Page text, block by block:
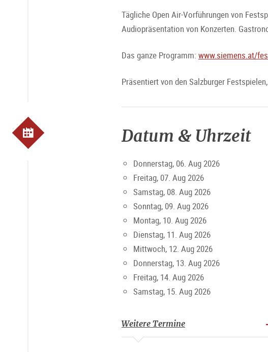
Tägliche Open Air-Vorführungen von
Audiopräsentation von Konzerten.
Das ganze Programm: www.siemens.at/
Präsentiert von den Salzburger
Datum & Uhrzeit
Donnerstag, 06. Aug 2026
Freitag, 07. Aug 2026
Samstag, 08. Aug 2026
Sonntag, 09. Aug 2026
Montag, 10. Aug 2026
Dienstag, 11. Aug 2026
Mittwoch, 12. Aug 2026
Donnerstag, 13. Aug 2026
Freitag, 14. Aug 2026
Samstag, 15. Aug 2026
Weitere Termine